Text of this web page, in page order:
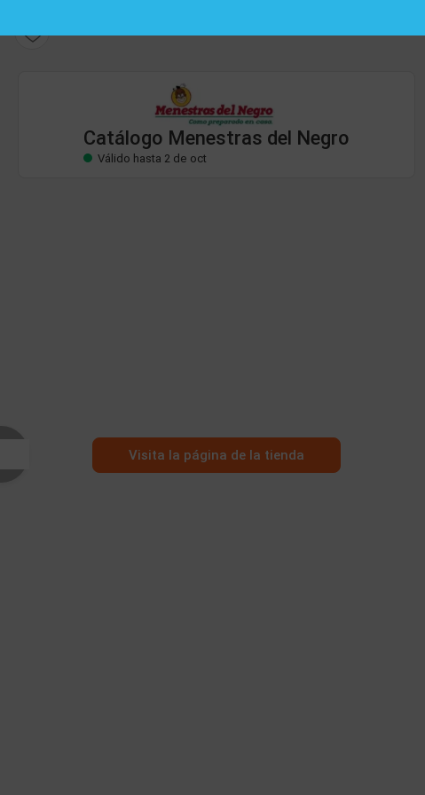
Válido hasta 2 de oct
Catálogo Menestras del Negro
Válido hasta 2 de oct
Visita la página de la tienda